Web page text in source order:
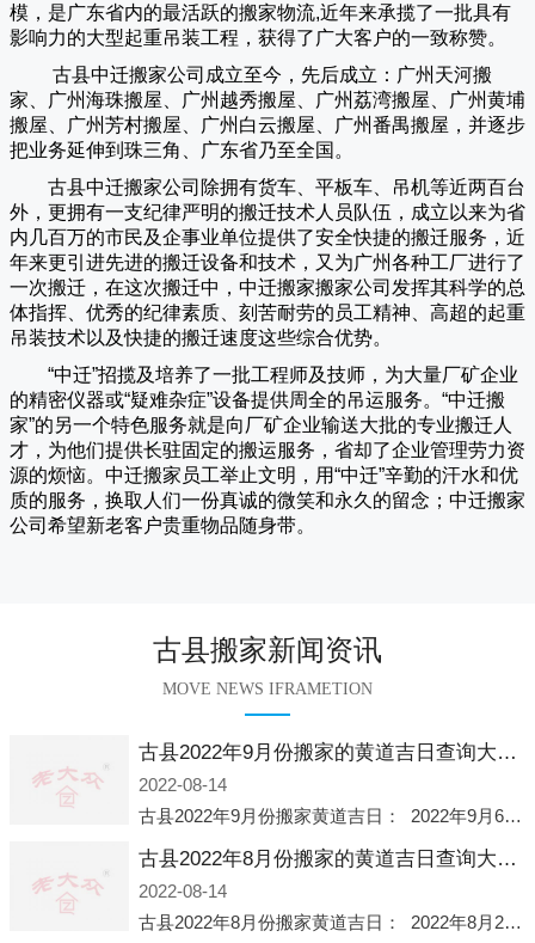
模，是广东省内的最活跃的搬家物流,近年来承揽了一批具有
影响力的大型起重吊装工程，获得了广大客户的一致称赞。
古县中迁搬家公司成立至今，先后成立：广州天河搬
家、广州海珠搬屋、广州越秀搬屋、广州荔湾搬屋、广州黄埔
搬屋、广州芳村搬屋、广州白云搬屋、广州番禺搬屋，并逐步
把业务延伸到珠三角、广东省乃至全国。
古县中迁搬家公司除拥有货车、平板车、吊机等近两百台
外，更拥有一支纪律严明的搬迁技术人员队伍，成立以来为省
内几百万的市民及企事业单位提供了安全快捷的搬迁服务，近
年来更引进先进的搬迁设备和技术，又为广州各种工厂进行了
一次搬迁，在这次搬迁中， 中迁搬家搬家公司发挥其科学的总
体指挥、优秀的纪律素质、刻苦耐劳的员工精神、高超的起重
吊装技术以及快捷的搬迁速度这些综合优势。
“中迁”招揽及培养了一批工程师及技师，为大量厂矿企业
的精密仪器或“疑难杂症”设备提供周全的吊运服务。“中迁搬
家”的另一个特色服务就是向厂矿企业输送大批的专业搬迁人
才，为他们提供长驻固定的搬运服务，省却了企业管理劳力资
源的烦恼。 中迁搬家员工举止文明，用“中迁”辛勤的汗水和优
质的服务，换取人们一份真诚的微笑和永久的留念； 中迁搬家
公司希望新老客户贵重物品随身带。
古县搬家新闻资讯
MOVE NEWS IFRAMETION
古县2022年9月份搬家的黄道吉日查询大全一览表哪天适合搬家好日子
2022-08-14
古县2022年9月份搬家黄道吉日： 2022年9月6日 「星期二」 农历八月十一2022年9月12日 「星期一」 农历八月十七2022年9月16日 「星期五」 农历八月廿一2022年9月2
古县2022年8月份搬家的黄道吉日查询大全一览表哪天适合搬家好日子
2022-08-14
古县2022年8月份搬家黄道吉日： 2022年8月2日 「星期二」 农历七月初五2022年8月6日 「星期六」 农历七月初九2022年8月8日 「星期一」 农历七月十一2022年8月10日 「